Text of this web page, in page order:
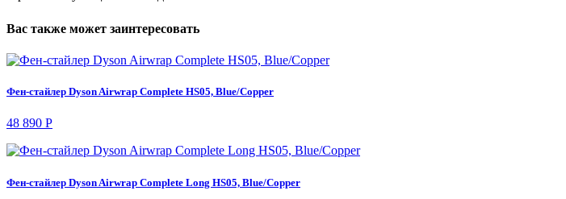
Вас также может заинтересовать
Фен-стайлер Dyson Airwrap Complete HS05, Blue/Copper
48 890 Р
Фен-стайлер Dyson Airwrap Complete Long HS05, Blue/Copper